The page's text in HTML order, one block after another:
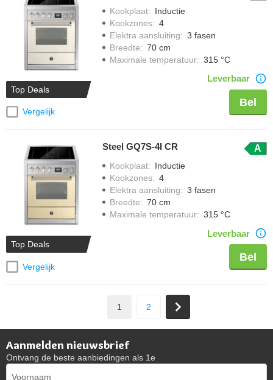
Top Deals
Vergelijk
Kookplaat: Inductie
Kookzones: 4
Elektra aansluiting: 3 fasen
Breedte: 70 cm
Maximale temperatuur: 315 °C
Leverbaar
Bel
Top Deals
Vergelijk
Steel GQ7S-4I CR A
Kookplaat: Inductie
Kookzones: 4
Elektra aansluiting: 3 fasen
Breedte: 70 cm
Maximale temperatuur: 315 °C
Leverbaar
Bel
1 2
Aanmelden nieuwsbrief
Ontvang de beste aanbiedingen als 1e